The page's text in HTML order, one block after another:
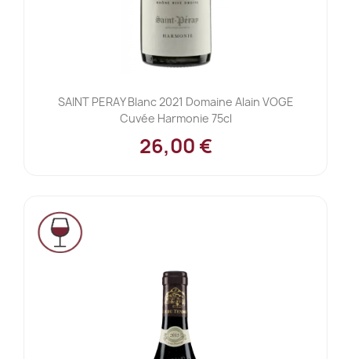
SAINT PERAY Blanc 2021 Domaine Alain VOGE
Cuvée Harmonie 75cl
26,00 €